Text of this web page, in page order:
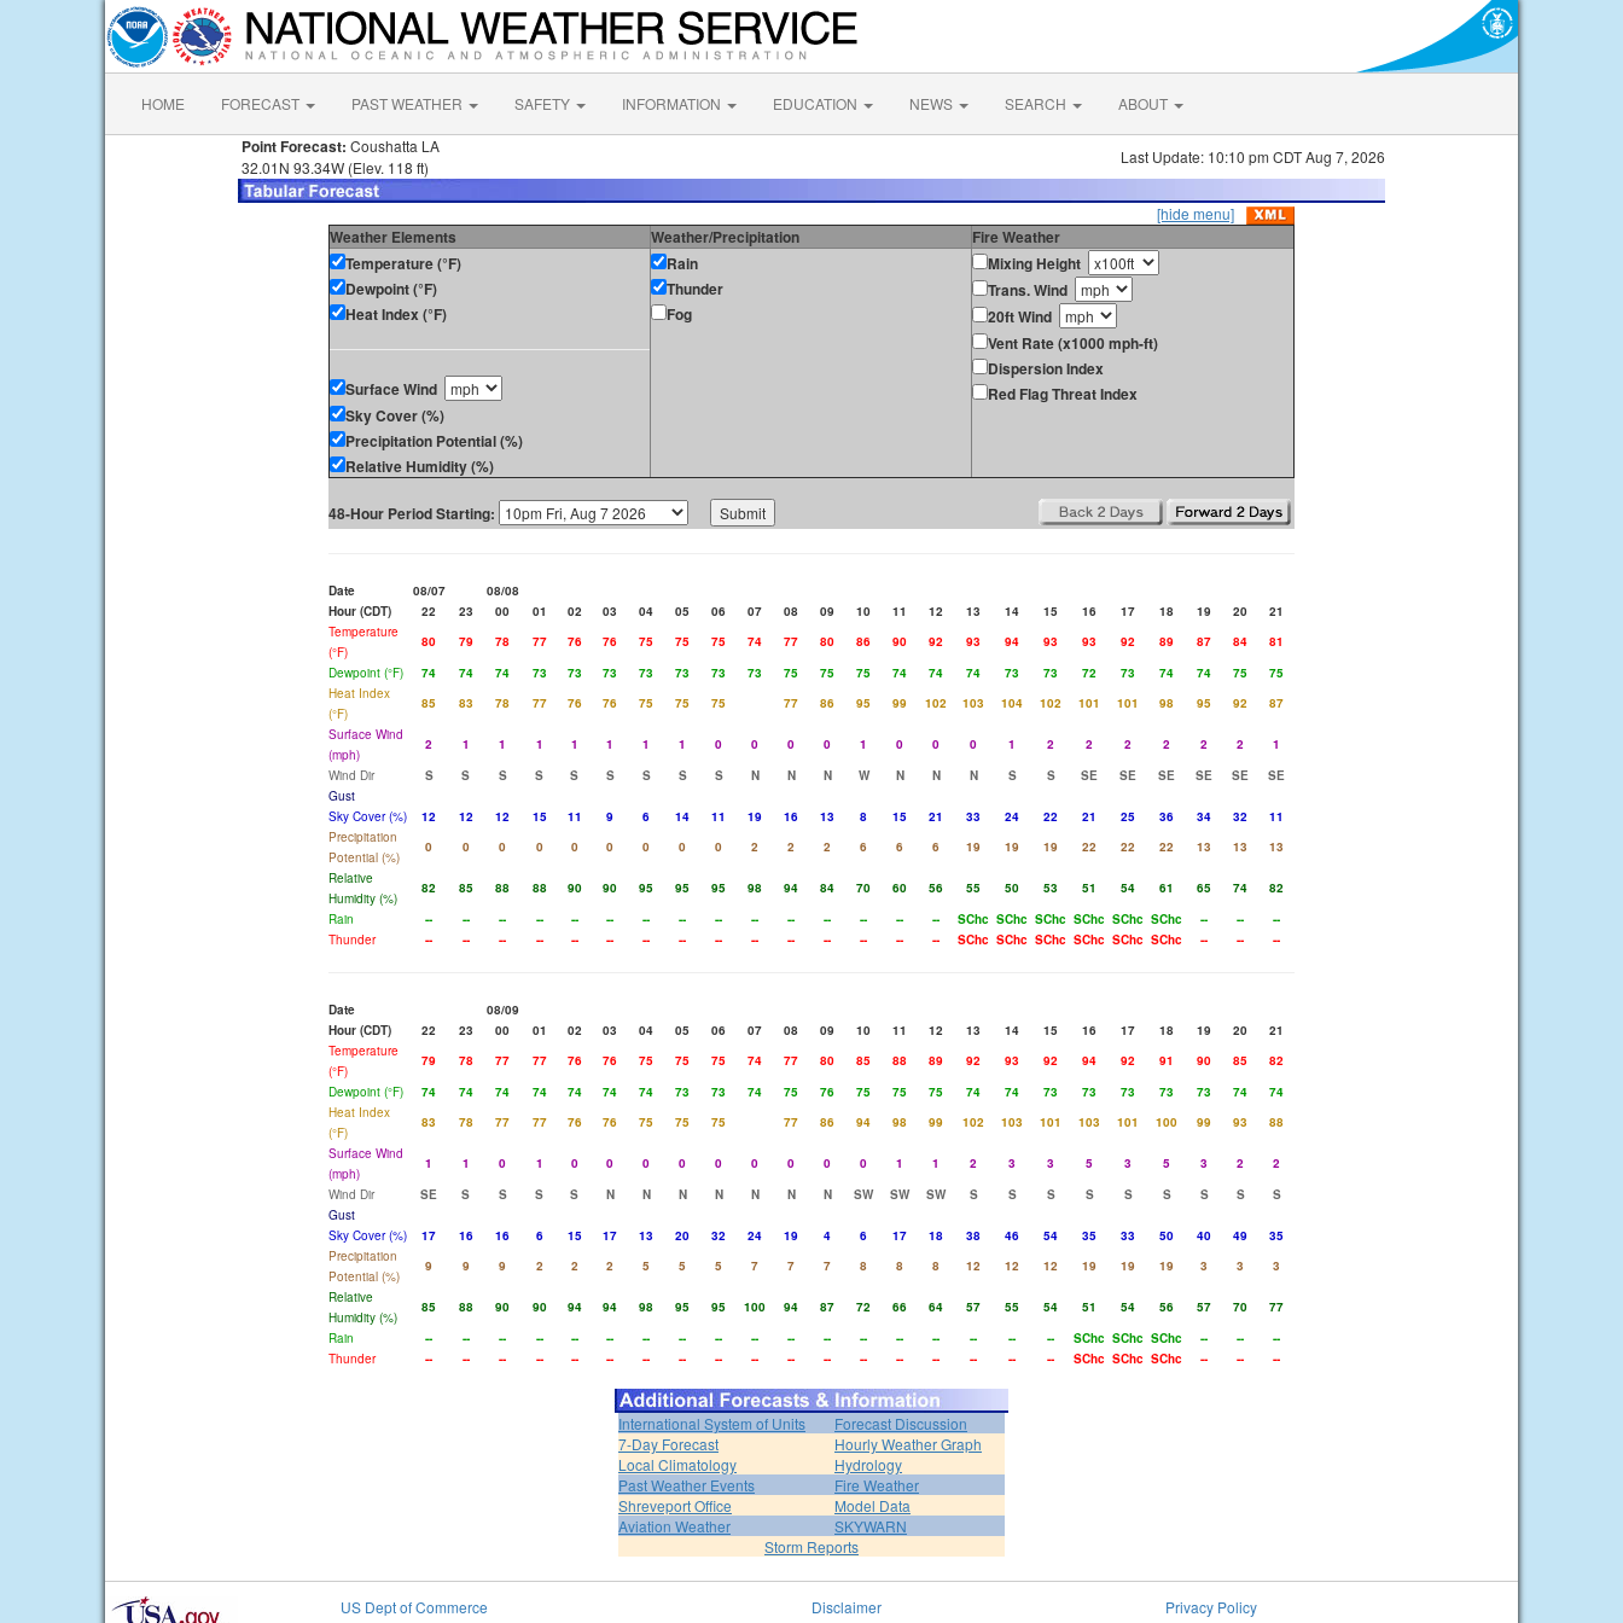
HOME FORECAST PAST WEATHER SAFETY INFORMATION EDUCATION NEWS SEARCH ABOUT
Point Forecast: Coushatta LA
32.01N 93.34W (Elev. 118 ft)
Last Update: 10:10 pm CDT Aug 7, 2026
[hide menu]
Weather Elements Weather/Precipitation
Fire Weather
Temperature (°F)
Dewpoint (°F)
Heat Index (°F)
Surface Wind
Sky Cover (%)
Precipitation Potential (%)
Relative Humidity (%)
Rain
Thunder
Fog
Mixing Height
Trans. Wind
20ft Wind
Vent Rate (x1000 mph-ft)
Dispersion Index
Red Flag Threat Index
48-Hour Period Starting:
Date 08/07
08/08
Hour (CDT)
22 23 00 01 02 03 04 05 06 07 08 09 10 11 12 13 14 15 16 17 18 19 20
21
Temperature
(°F)
80 79 78 77 76 76 75 75 75 74 77 80 86 90 92 93 94 93 93 92 89 87 84
81
Dewpoint (°F)
74 74 74 73 73 73 73 73 73 73 75 75 75 74 74 74 73 73 72 73 74 74 75
75
Heat Index
(°F)
85 83 78 77 76 76 75 75 75 77 86 95 99 102 103 104 102 101 101 98 95 92
87
Surface Wind
(mph)
2 1 1 1 1 1 1 1 0 0 0 0 1 0 0 0 1 2 2 2 2 2 2
1
Wind Dir
S S S S S S S S S N N N W N N N S S SE SE SE SE SE
SE
Gust
Sky Cover (%)
12 12 12 15 11 9 6 14 11 19 16 13 8 15 21 33 24 22 21 25 36 34 32
11
Precipitation
Potential (%)
0 0 0 0 0 0 0 0 0 2 2 2 6 6 6 19 19 19 22 22 22 13 13
13
Relative
Humidity (%)
82 85 88 88 90 90 95 95 95 98 94 84 70 60 56 55 50 53 51 54 61 65 74
82
Rain
-- -- -- -- -- -- -- -- -- -- -- -- -- -- -- SChc SChc SChc SChc SChc SChc -- --
--
Thunder
-- -- -- -- -- -- -- -- -- -- -- -- -- -- -- SChc SChc SChc SChc SChc SChc -- -- --
Date
08/09
Hour (CDT)
22 23 00 01 02 03 04 05 06 07 08 09 10 11 12 13 14 15 16 17 18 19 20
21
Temperature
(°F)
79 78 77 77 76 76 75 75 75 74 77 80 85 88 89 92 93 92 94 92 91 90 85
82
Dewpoint (°F)
74 74 74 74 74 74 74 73 73 74 75 76 75 75 75 74 74 73 73 73 73 73 74
74
Heat Index
(°F)
83 78 77 77 76 76 75 75 75 77 86 94 98 99 102 103 101 103 101 100 99 93
88
Surface Wind
(mph)
1 1 0 1 0 0 0 0 0 0 0 0 0 1 1 2 3 3 5 3 5 3 2
2
Wind Dir
SE S S S S N N N N N N N SW SW SW S S S S S S S S
S
Gust
Sky Cover (%)
17 16 16 6 15 17 13 20 32 24 19 4 6 17 18 38 46 54 35 33 50 40 49
35
Precipitation
Potential (%)
9 9 9 2 2 2 5 5 5 7 7 7 8 8 8 12 12 12 19 19 19 3 3
3
Relative
Humidity (%)
85 88 90 90 94 94 98 95 95 100 94 87 72 66 64 57 55 54 51 54 56 57 70
77
Rain
-- -- -- -- -- -- -- -- -- -- -- -- -- -- -- -- -- -- SChc SChc SChc -- --
--
Thunder
-- -- -- -- -- -- -- -- -- -- -- -- -- -- -- -- -- -- SChc SChc SChc -- -- --
International System of Units
Forecast Discussion
7-Day Forecast
Hourly Weather Graph
Local Climatology
Hydrology
Past Weather Events
Fire Weather
Shreveport Office
Model Data
Aviation Weather
SKYWARN
Storm Reports
US Dept of Commerce
Disclaimer
Privacy Policy